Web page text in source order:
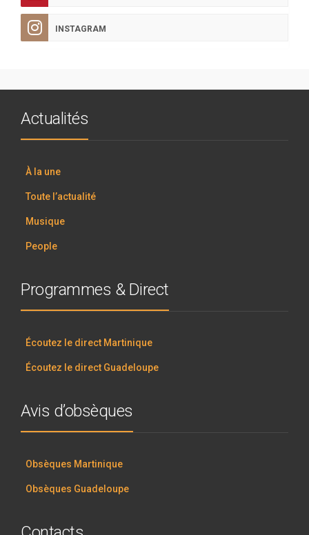
INSTAGRAM
Actualités
À la une
Toute l’actualité
Musique
People
Programmes & Direct
Écoutez le direct Martinique
Écoutez le direct Guadeloupe
Avis d’obsèques
Obsèques Martinique
Obsèques Guadeloupe